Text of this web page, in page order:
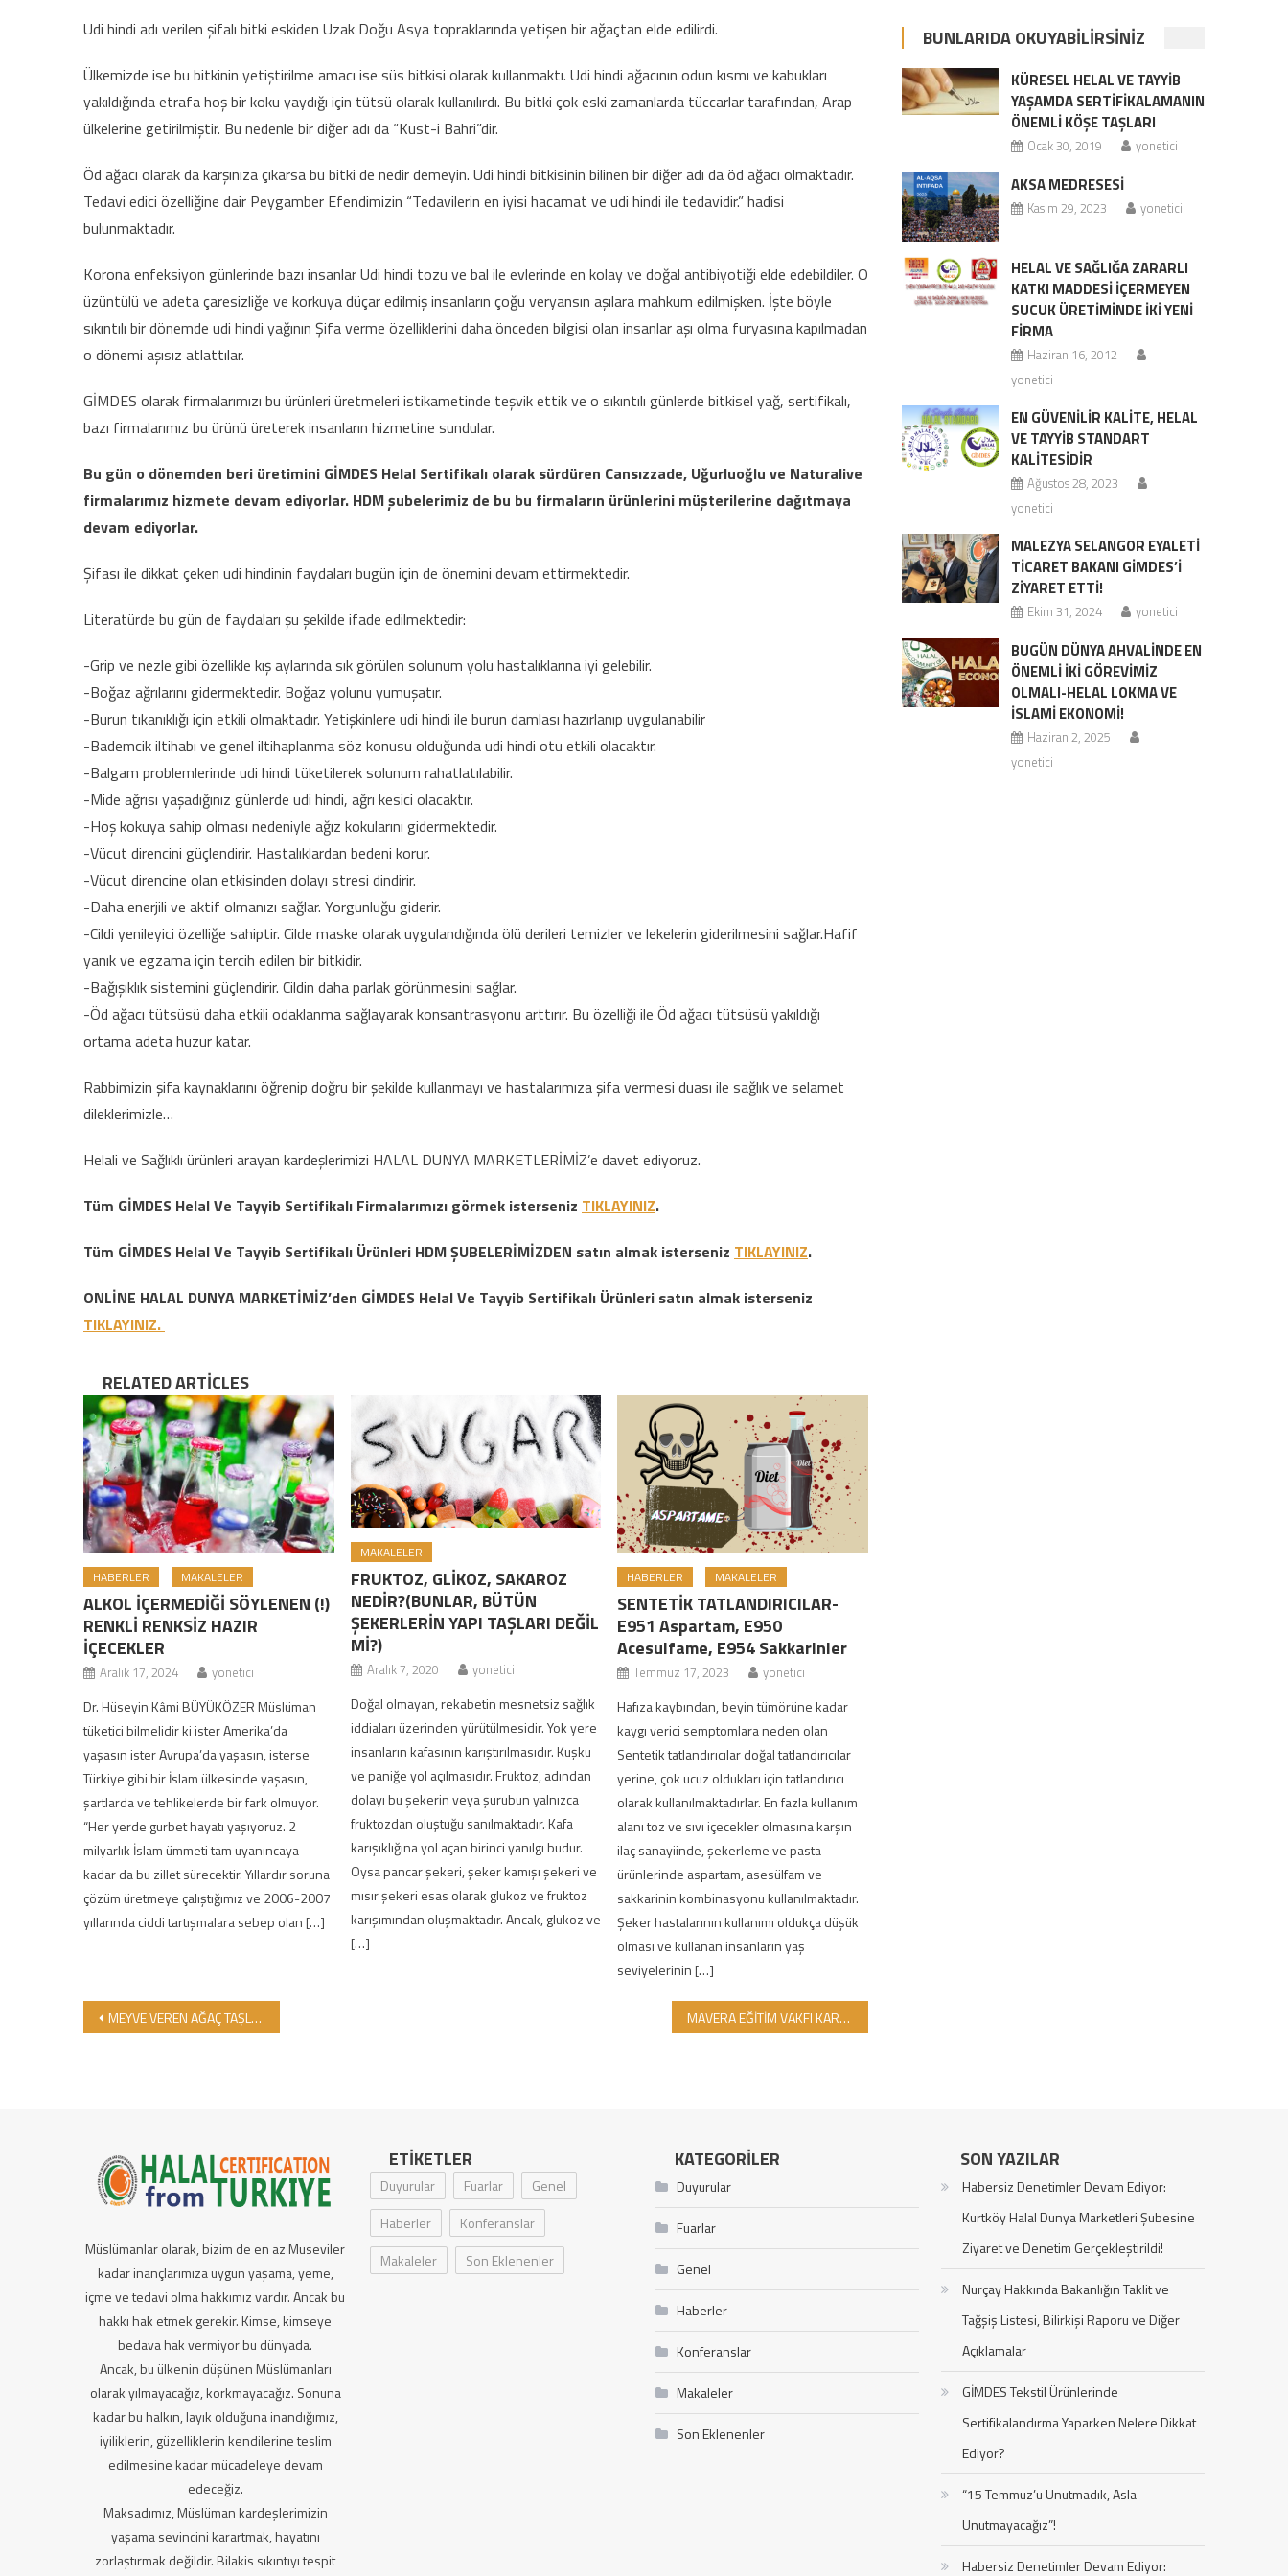
Udi hindi adı verilen şifalı bitki eskiden Uzak Doğu Asya topraklarında yetişen bir ağaçtan elde edilirdi.
Ülkemizde ise bu bitkinin yetiştirilme amacı ise süs bitkisi olarak kullanmaktı. Udi hindi ağacının odun kısmı ve kabukları
yakıldığında etrafa hoş bir koku yaydığı için tütsü olarak kullanılırdı. Bu bitki çok eski zamanlarda tüccarlar tarafından, Arap
ülkelerine getirilmiştir. Bu nedenle bir diğer adı da “Kust-i Bahri”dir.
Öd ağacı olarak da karşınıza çıkarsa bu bitki de nedir demeyin. Udi hindi bitkisinin bilinen bir diğer adı da öd ağacı olmaktadır.
Tedavi edici özelliğine dair Peygamber Efendimizin “Tedavilerin en iyisi hacamat ve udi hindi ile tedavidir.” hadisi
bulunmaktadır.
Korona enfeksiyon günlerinde bazı insanlar Udi hindi tozu ve bal ile evlerinde en kolay ve doğal antibiyotiği elde edebildiler. O
üzüntülü ve adeta çaresizliğe ve korkuya düçar edilmiş insanların çoğu veryansın aşılara mahkum edilmişken. İşte böyle
sıkıntılı bir dönemde udi hindi yağının Şifa verme özelliklerini daha önceden bilgisi olan insanlar aşı olma furyasına kapılmadan
o dönemi aşısız atlattılar.
GİMDES olarak firmalarımızı bu ürünleri üretmeleri istikametinde teşvik ettik ve o sıkıntılı günlerde bitkisel yağ, sertifikalı,
bazı firmalarımız bu ürünü üreterek insanların hizmetine sundular.
Bu gün o dönemden beri üretimini GİMDES Helal Sertifikalı olarak sürdüren Cansızzade, Uğurluoğlu ve Naturalive
firmalarımız hizmete devam ediyorlar. HDM şubelerimiz de bu bu firmaların ürünlerini müşterilerine dağıtmaya
devam ediyorlar.
Şifası ile dikkat çeken udi hindinin faydaları bugün için de önemini devam ettirmektedir.
Literatürde bu gün de faydaları şu şekilde ifade edilmektedir:
-Grip ve nezle gibi özellikle kış aylarında sık görülen solunum yolu hastalıklarına iyi gelebilir.
-Boğaz ağrılarını gidermektedir. Boğaz yolunu yumuşatır.
-Burun tıkanıklığı için etkili olmaktadır. Yetişkinlere udi hindi ile burun damlası hazırlanıp uygulanabilir
-Bademcik iltihabı ve genel iltihaplanma söz konusu olduğunda udi hindi otu etkili olacaktır.
-Balgam problemlerinde udi hindi tüketilerek solunum rahatlatılabilir.
-Mide ağrısı yaşadığınız günlerde udi hindi, ağrı kesici olacaktır.
-Hoş kokuya sahip olması nedeniyle ağız kokularını gidermektedir.
-Vücut direncini güçlendirir. Hastalıklardan bedeni korur.
-Vücut direncine olan etkisinden dolayı stresi dindirir.
-Daha enerjili ve aktif olmanızı sağlar. Yorgunluğu giderir.
-Cildi yenileyici özelliğe sahiptir. Cilde maske olarak uygulandığında ölü derileri temizler ve lekelerin giderilmesini sağlar.Hafif
yanık ve egzama için tercih edilen bir bitkidir.
-Bağışıklık sistemini güçlendirir. Cildin daha parlak görünmesini sağlar.
-Öd ağacı tütsüsü daha etkili odaklanma sağlayarak konsantrasyonu arttırır. Bu özelliği ile Öd ağacı tütsüsü yakıldığı
ortama adeta huzur katar.
Rabbimizin şifa kaynaklarını öğrenip doğru bir şekilde kullanmayı ve hastalarımıza şifa vermesi duası ile sağlık ve selamet
dileklerimizle…
Helali ve Sağlıklı ürünleri arayan kardeşlerimizi HALAL DUNYA MARKETLERİMİZ’e davet ediyoruz.
Tüm GİMDES Helal Ve Tayyib Sertifikalı Firmalarımızı görmek isterseniz TIKLAYINIZ.
Tüm GİMDES Helal Ve Tayyib Sertifikalı Ürünleri HDM ŞUBELERİMİZDEN satın almak isterseniz TIKLAYINIZ.
ONLİNE HALAL DUNYA MARKETİMİZ’den GİMDES Helal Ve Tayyib Sertifikalı Ürünleri satın almak isterseniz
TIKLAYINIZ.
RELATED ARTICLES
HABERLER MAKALELER
ALKOL İÇERMEDİĞİ SÖYLENEN (!)
RENKLİ RENKSİZ HAZIR
İÇECEKLER
Aralık 17, 2024 yonetici
Dr. Hüseyin Kâmi BÜYÜKÖZER Müslüman
tüketici bilmelidir ki ister Amerika’da
yaşasın ister Avrupa’da yaşasın, isterse
Türkiye gibi bir İslam ülkesinde yaşasın,
şartlarda ve tehlikelerde bir fark olmuyor.
“Her yerde gurbet hayatı yaşıyoruz. 2
milyarlık İslam ümmeti tam uyanıncaya
kadar da bu zillet sürecektir. Yıllardır soruna
çözüm üretmeye çalıştığımız ve 2006-2007
yıllarında ciddi tartışmalara sebep olan […]
MAKALELER
FRUKTOZ, GLİKOZ, SAKAROZ
NEDİR?(BUNLAR, BÜTÜN
ŞEKERLERİN YAPI TAŞLARI DEĞİL
Mİ?)
Aralık 7, 2020 yonetici
Doğal olmayan, rekabetin mesnetsiz sağlık
iddiaları üzerinden yürütülmesidir. Yok yere
insanların kafasının karıştırılmasıdır. Kuşku
ve paniğe yol açılmasıdır. Fruktoz, adından
dolayı bu şekerin veya şurubun yalnızca
fruktozdan oluştuğu sanılmaktadır. Kafa
karışıklığına yol açan birinci yanılgı budur.
Oysa pancar şekeri, şeker kamışı şekeri ve
mısır şekeri esas olarak glukoz ve fruktoz
karışımından oluşmaktadır. Ancak, glukoz ve
[…]
HABERLER MAKALELER
SENTETİK TATLANDIRICILAR-
E951 Aspartam, E950
Acesulfame, E954 Sakkarinler
Temmuz 17, 2023 yonetici
Hafıza kaybından, beyin tümörüne kadar
kaygı verici semptomlara neden olan
Sentetik tatlandırıcılar doğal tatlandırıcılar
yerine, çok ucuz oldukları için tatlandırıcı
olarak kullanılmaktadırlar. En fazla kullanım
alanı toz ve sıvı içecekler olmasına karşın
ilaç sanayiinde, şekerleme ve pasta
ürünlerinde aspartam, asesülfam ve
sakkarinin kombinasyonu kullanılmaktadır.
Şeker hastalarının kullanımı oldukça düşük
olması ve kullanan insanların yaş
seviyelerinin […]
Yazı gezinmesi
MEYVE VEREN AĞAÇ TAŞLANIR MUCİBİNCE HEDEFTE GİMDES VAR! MAVERA EĞİTİM VAKFI KARZ-I HASEN KURUMU GİMDES’i ZİYARET ETTİ
BUNLARIDA OKUYABILIRSINIZ
KÜRESEL HELAL VE TAYYİB
YAŞAMDA SERTİFİKALAMANIN
ÖNEMLİ KÖŞE TAŞLARI
Ocak 30, 2019 yonetici
AKSA MEDRESESİ
Kasım 29, 2023 yonetici
HELAL VE SAĞLIĞA ZARARLI
KATKI MADDESİ İÇERMEYEN
SUCUK ÜRETİMİNDE İKİ YENİ
FİRMA
Haziran 16, 2012
yonetici
EN GÜVENİLİR KALİTE, HELAL
VE TAYYİB STANDART
KALİTESİDİR
Ağustos 28, 2023
yonetici
MALEZYA SELANGOR EYALETİ
TİCARET BAKANI GİMDES’İ
ZİYARET ETTİ!
Ekim 31, 2024 yonetici
BUGÜN DÜNYA AHVALİNDE EN
ÖNEMLİ İKİ GÖREVİMİZ
OLMALI-HELAL LOKMA VE
İSLAMİ EKONOMİ!
Haziran 2, 2025
yonetici
Müslümanlar olarak, bizim de en az Museviler
kadar inançlarımıza uygun yaşama, yeme,
içme ve tedavi olma hakkımız vardır. Ancak bu
hakkı hak etmek gerekir. Kimse, kimseye
bedava hak vermiyor bu dünyada.
Ancak, bu ülkenin düşünen Müslümanları
olarak yılmayacağız, korkmayacağız. Sonuna
kadar bu halkın, layık olduğuna inandığımız,
iyiliklerin, güzelliklerin kendilerine teslim
edilmesine kadar mücadeleye devam
edeceğiz.
Maksadımız, Müslüman kardeşlerimizin
yaşama sevincini karartmak, hayatını
zorlaştırmak değildir. Bilakis sıkıntıyı tespit
ETIKETLER
Duyurular Fuarlar
Genel
Haberler
Konferanslar
Makaleler
Son Eklenenler
KATEGORILER
Duyurular
Fuarlar
Genel
Haberler
Konferanslar
Makaleler
Son Eklenenler
SON YAZILAR
Habersiz Denetimler Devam Ediyor:
Kurtköy Halal Dunya Marketleri Şubesine
Ziyaret ve Denetim Gerçekleştirildi!
Nurçay Hakkında Bakanlığın Taklit ve
Tağşiş Listesi, Bilirkişi Raporu ve Diğer
Açıklamalar
GİMDES Tekstil Ürünlerinde
Sertifikalandırma Yaparken Nelere Dikkat
Ediyor?
“15 Temmuz’u Unutmadık, Asla
Unutmayacağız”!
Habersiz Denetimler Devam Ediyor: